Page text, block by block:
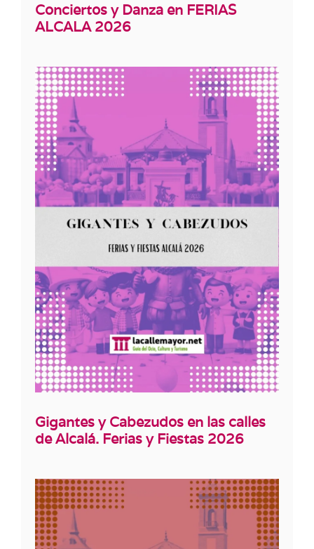
Conciertos y Danza en FERIAS
ALCALA 2026
Gigantes y Cabezudos en las calles
de Alcalá. Ferias y Fiestas 2026